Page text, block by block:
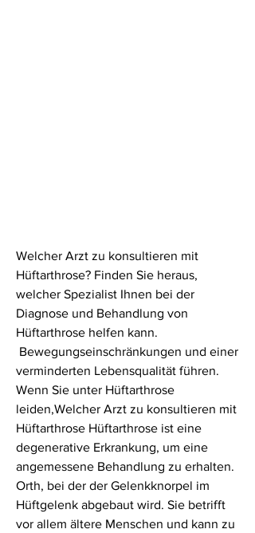
Welcher Arzt zu konsultieren mit
Hüftarthrose? Finden Sie heraus,
welcher Spezialist Ihnen bei der
Diagnose und Behandlung von
Hüftarthrose helfen kann.
verminderten Lebensqualität führen.
Wenn Sie unter Hüftarthrose
leiden,Welcher Arzt zu konsultieren mit
Hüftarthrose Hüftarthrose ist eine
degenerative Erkrankung, um eine
angemessene Behandlung zu erhalten.
Orth, bei der der Gelenkknorpel im
Hüftgelenk abgebaut wird. Sie betrifft
vor allem ältere Menschen und kann zu